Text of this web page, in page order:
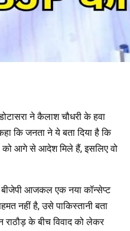
ने कैलाश चौधरी के हवा
कि जनता ने ये बता दिया है कि
को आगे से आदेश मिले हैं, इसलिए वो
बीजेपी आजकल एक नया कॉन्सेप्ट
नहीं है, उसे पाकिस्तानी बता
राठौड़ के बीच विवाद को लेकर